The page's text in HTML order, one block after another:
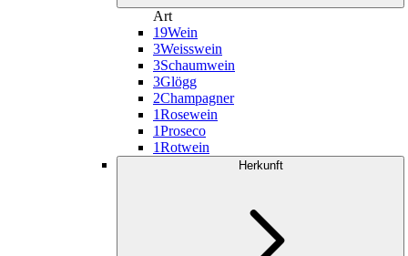
Art
19Wein
3Weisswein
3Schaumwein
3Glögg
2Champagner
1Rosewein
1Proseco
1Rotwein
Herkunft